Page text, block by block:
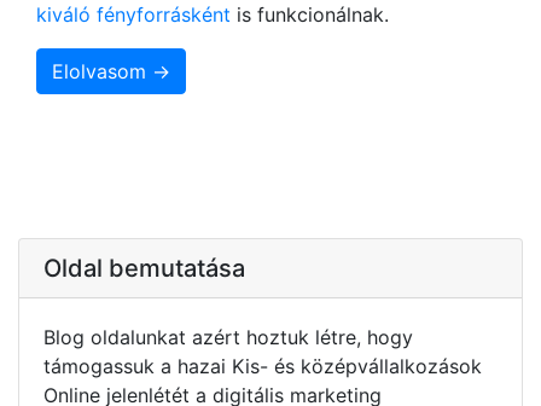
kiváló fényforrásként is funkcionálnak.
Elolvasom →
Oldal bemutatása
Blog oldalunkat azért hoztuk létre, hogy
támogassuk a hazai Kis- és középvállalkozások
Online jelenlétét a digitális marketing